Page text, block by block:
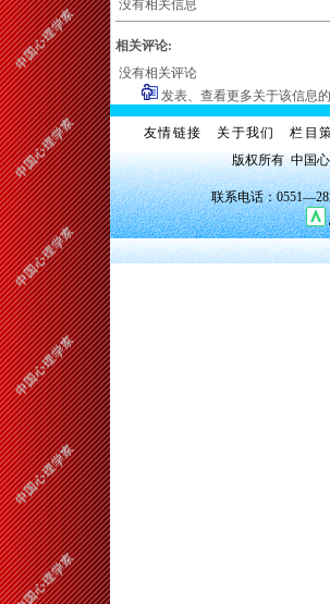
没有相关信息
相关评论:
没有相关评论
发表、查看更多关于该信息
友情链接 关于我们 栏目
版权所有 中国
联系电话：